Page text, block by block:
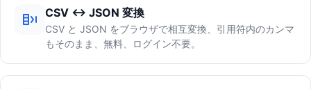
CSV ↔ JSON 変換
CSV と JSON をブラウザで相互変換、引用符内のカンマ
もそのまま、無料、ログイン不要。